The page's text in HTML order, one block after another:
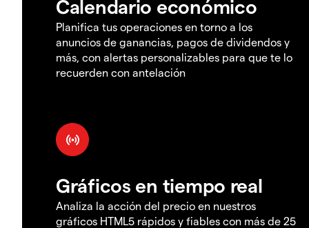
Calendario económico
Planifica tus operaciones en torno a los
anuncios de ganancias, pagos de dividendos y
más, con alertas personalizables para que te lo
recuerden con antelación
Gráficos en tiempo real
Analiza la acción del precio en nuestros
gráficos HTML5 rápidos y fiables con más de 25